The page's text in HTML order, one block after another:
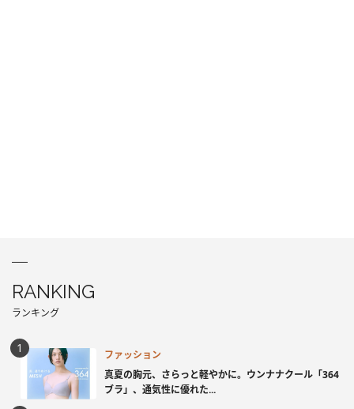
RANKING
ランキング
ファッション
真夏の胸元、さらっと軽やかに。ウンナナクール「364
ブラ」、通気性に優れた...